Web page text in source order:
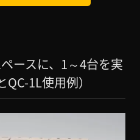
ースに、1～4台を実
1L使用例）